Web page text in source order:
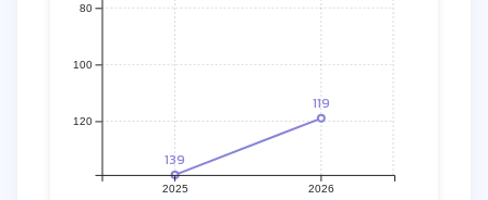
139
119
2025 2026
120
100
80